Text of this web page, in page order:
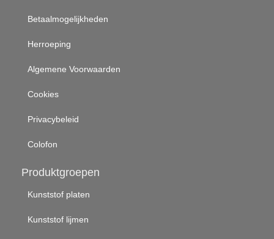
Betaalmogelijkheden
Herroeping
Algemene Voorwaarden
Cookies
Privacybeleid
Colofon
Produktgroepen
Kunststof platen
Kunststof lijmen